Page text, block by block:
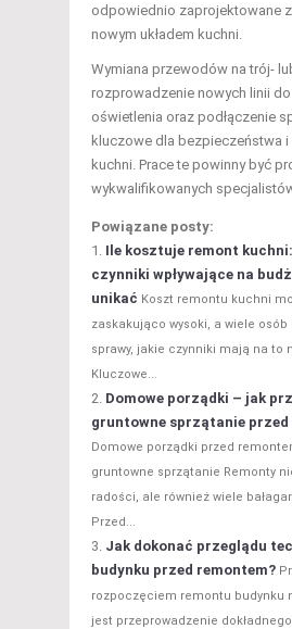
odpowiednio zaprojektowane
nowym układem kuchni.
Wymiana przewodów na trój-
rozprowadzenie nowych linii
oświetlenia oraz podłączenie
kluczowe dla bezpieczeństwa
kuchni. Prace te powinny być
wykwalifikowanych
Powiązane posty:
Ile kosztuje remont
czynniki wpływające na
unikać Koszt remontu kuchni
zaskakująco wysoki, a wiele
sprawy, jakie czynniki mają na to
Kluczowe...
Domowe porządki – jak
gruntowne sprzątanie przed
Domowe porządki przed
gruntowne sprzątanie Remonty
radości, ale również wiele
Przed...
Jak dokonać przeglądu
budynku przed remontem?
rozpoczęciem remontu budynku
jest przeprowadzenie